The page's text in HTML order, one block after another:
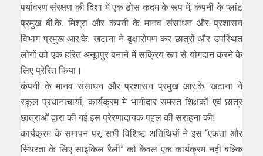
पर्यावरण संरक्षण की दिशा में एक ठोस कदम के रूप में, कंपनी के प्लांट
प्रमुख बी.के. मिश्रा और कंपनी के मानव संसाधन और प्रशासन
विभाग प्रमुख आर.के. खटाना ने वृक्षारोपण कर छात्रों और उपस्थित
लोगों को एक हरित अनूपपुर बनाने में सक्रिय रूप से योगदान करने के
लिए प्रेरित किया।
कंपनी के मानव संसाधन और प्रशासन प्रमुख आर.के. खटाना ने
स्कूल प्रधानाचार्या, कार्यक्रम में भागीदार समस्त शिक्षकों एवं छात्र
छात्राओं द्वारा की गई इस प्रेरणादायक पहल की सराहना की!
कार्यक्रम के समापन पर, सभी विशिष्ट अतिथियों ने इस “एकता और
स्थिरता के लिए साइकिल रैली” को केवल एक कार्यक्रम नहीं बल्कि